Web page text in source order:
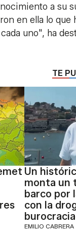
a su
en ella lo
uno", ha
TE
Un
monta un
barco por
con la
EMILIO CABRERA